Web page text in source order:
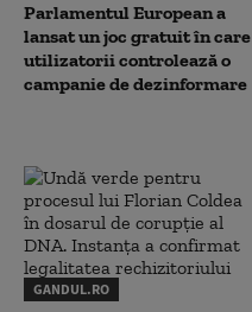
Parlamentul European a
lansat un joc gratuit în care
utilizatorii controlează o
campanie de dezinformare
GANDUL.RO